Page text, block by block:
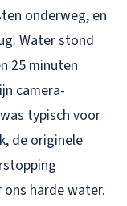
onderweg, en
Water stond
25 minuten
camera-
typisch voor
de originele
harde water.